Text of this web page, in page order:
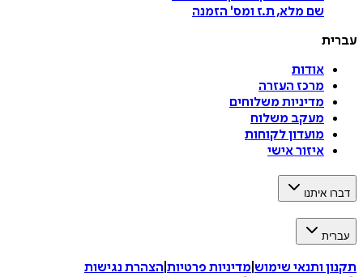
שם מלא, ת.ז ומס' הזמנה
עברית
אודות
מרכז העזרה
מדיניות משלוחים
מעקב משלוח
מועדון לקוחות
איזור אישי
דברו איתנו
עברית
תקנון ותנאי שימוש מדיניות פרטיות הצהרת נגישות